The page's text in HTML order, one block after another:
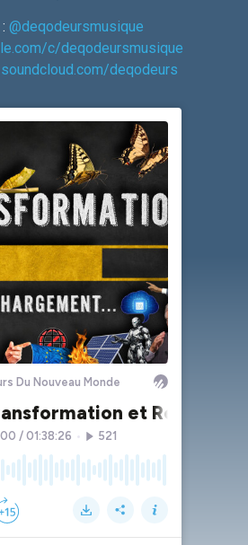
@deqodeursmusique
c/deqodeursmusique
soundcloud.com/deqodeurs